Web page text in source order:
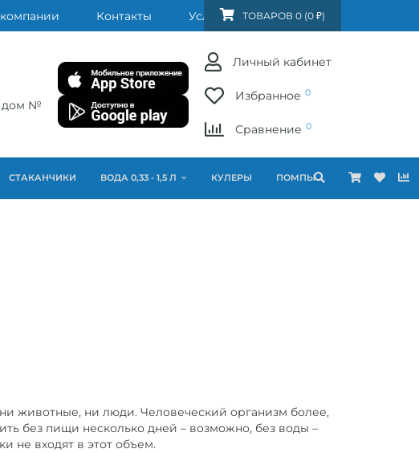
Контакты Услуги FAQ
ТОВАРОВ 0 (0 ₽)
дом №
Личный кабинет
Избранное 0
Сравнение 0
СТАКАНЧИКИ ВОДА 0,33 - 1,5 Л КУЛЕРЫ ПОМПЫ
животные, ни люди. Человеческий организм более,
без пищи несколько дней – возможно, без воды –
не входят в этот объем.